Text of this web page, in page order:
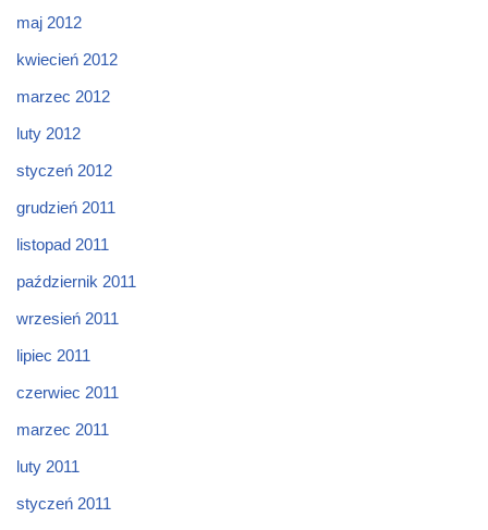
maj 2012
kwiecień 2012
marzec 2012
luty 2012
styczeń 2012
grudzień 2011
listopad 2011
październik 2011
wrzesień 2011
lipiec 2011
czerwiec 2011
marzec 2011
luty 2011
styczeń 2011